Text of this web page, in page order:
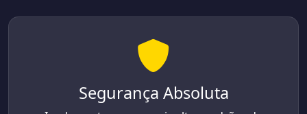
Segurança Absoluta